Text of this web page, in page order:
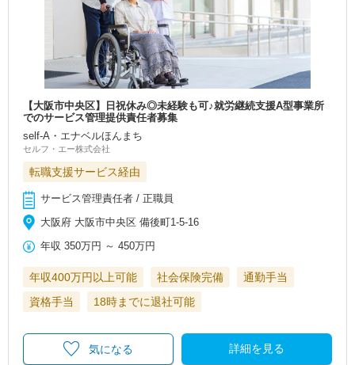
【大阪市中央区】日祝休み◎未経験も可♪就労継続支援A型事業所
でのサービス管理提供責任者募集
self-A・エナベルほんまち
セルフ・エー株式会社
転職支援サービス経由
サービス管理責任者 / 正職員
大阪府 大阪市中央区 備後町1-5-16
年収 350万円 ～450万円
年収400万円以上可能 社会保険完備
通勤手当
資格手当
18時までに退社可能
詳細を見る
気になる